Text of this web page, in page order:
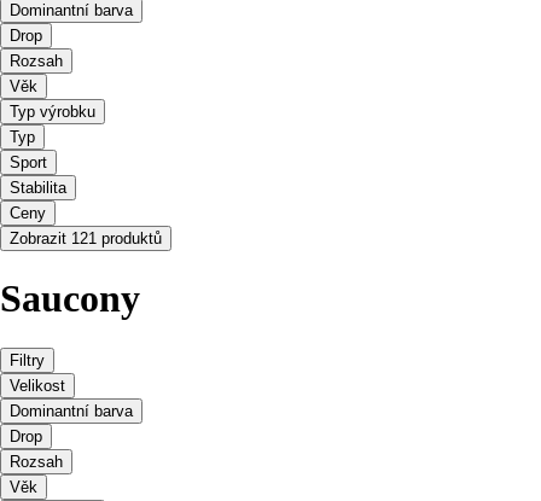
Dominantní barva
Drop
Rozsah
Věk
Typ výrobku
Typ
Sport
Stabilita
Ceny
Zobrazit 121 produktů
Saucony
Filtry
Velikost
Dominantní barva
Drop
Rozsah
Věk